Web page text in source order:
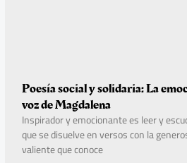
Poesía social y solidaria: La
voz de Magdalena
Inspirador y emocionante es leer y
que se disuelve en versos con la
valiente que conoce